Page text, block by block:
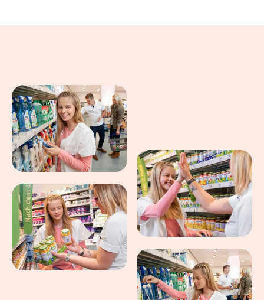
Eindrücke aus dem Arbeitsalltag